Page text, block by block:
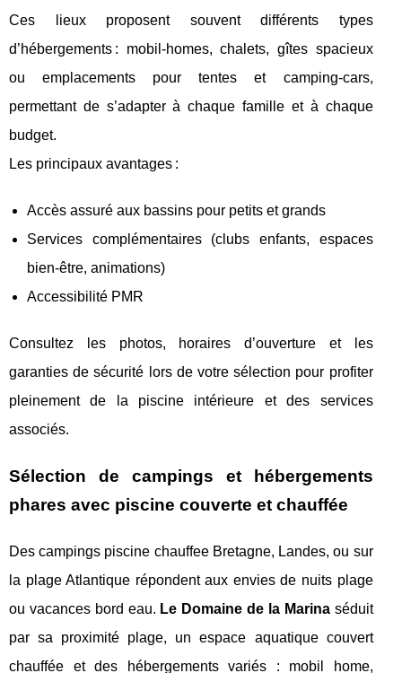
Ces lieux proposent souvent différents types
d’hébergements : mobil-homes, chalets, gîtes spacieux
ou emplacements pour tentes et camping-cars,
permettant de s’adapter à chaque famille et à chaque
budget.
Les principaux avantages :
Accès assuré aux bassins pour petits et grands
Services complémentaires (clubs enfants, espaces
bien-être, animations)
Accessibilité PMR
Consultez les photos, horaires d’ouverture et les
garanties de sécurité lors de votre sélection pour profiter
pleinement de la piscine intérieure et des services
associés.
Sélection de campings et hébergements
phares avec piscine couverte et chauffée
Des campings piscine chauffee Bretagne, Landes, ou sur
la plage Atlantique répondent aux envies de nuits plage
ou vacances bord eau. Le Domaine de la Marinaséduit
par sa proximité plage, un espace aquatique couvert
chauffée et des hébergements variés : mobil home,